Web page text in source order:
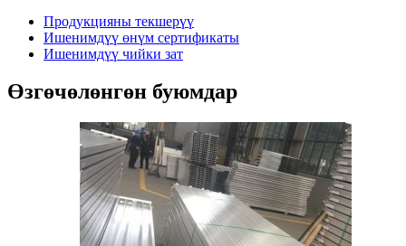
Продукцияны текшерүү
Ишенимдүү өнүм сертификаты
Ишенимдүү чийки зат
Өзгөчөлөнгөн буюмдар